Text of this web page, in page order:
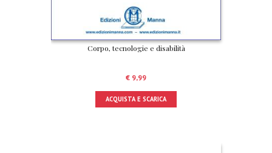
Corpo, tecnologie e disabilità
€ 9,99
ACQUISTA E SCARICA